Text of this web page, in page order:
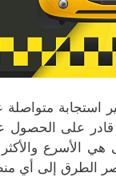
متواصلة
على الحصول
الأسرع
الطرق إلى أي